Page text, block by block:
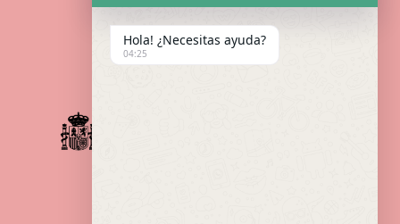
NEXTGENERATIONEU
Hola! ¿Necesitas ayuda?
04:25